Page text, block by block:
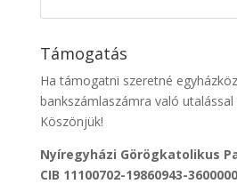
Támogatás
Ha támogatni szeretné
bankszámlaszámra való
Köszönjük!
Nyíregyházi Görögkatolikus
CIB 11100702-19860943-